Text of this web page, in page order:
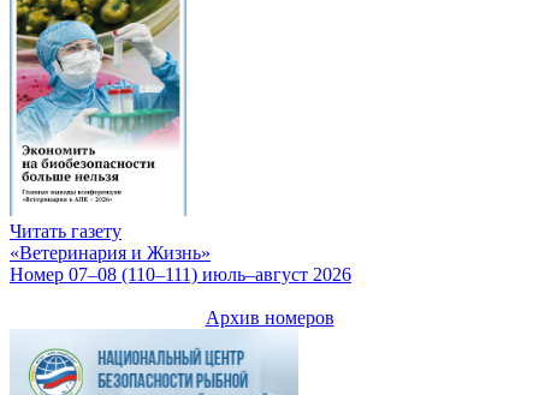
Читать газету
«Ветеринария и Жизнь»
Номер 07–08 (110–111) июль–август 2026
Архив номеров